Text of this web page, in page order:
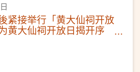
紧接举行「黄大仙祠开放
黄大仙祠开放日揭开序